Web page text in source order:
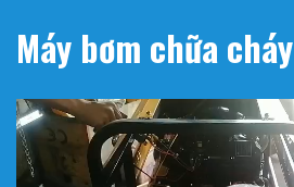
Máy bơm chữa cháy
Trình
chơi
Video